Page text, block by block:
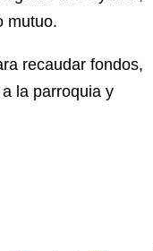
mutuo.
recaudar fondos,
la parroquia y